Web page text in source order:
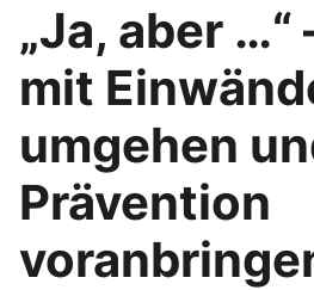
„Ja, aber …“
mit
umgehen
Prävention